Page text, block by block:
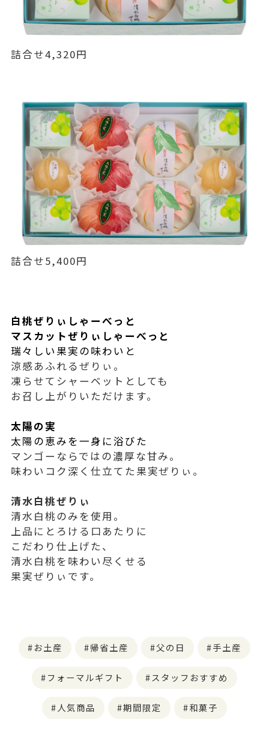
詰合せ4,320円
詰合せ5,400円
白桃ぜりぃしゃーべっと
マスカットぜりぃしゃーべっと
瑞々しい果実の味わいと
涼感あふれるぜりぃ。
凍らせてシャーベットとしても
お召し上がりいただけます。
太陽の実
太陽の恵みを一身に浴びた
マンゴーならではの濃厚な甘み。
味わいコク深く仕立てた果実ぜりぃ。
清水白桃ぜりぃ
清水白桃のみを使用。
上品にとろける口あたりに
こだわり仕上げた、
清水白桃を味わい尽くせる
果実ぜりぃです。
お土産 帰省土産 父の日 手土産
フォーマルギフト スタッフおすすめ
人気商品 期間限定 和菓子